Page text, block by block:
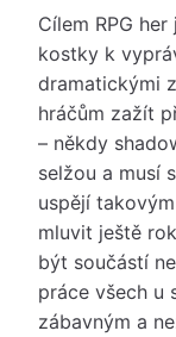
Cílem RPG
kostky k
dramatickými
hráčům zažít
– někdy
selžou a musí
uspějí
mluvit ještě
být součástí
práce všech u
zábavným a